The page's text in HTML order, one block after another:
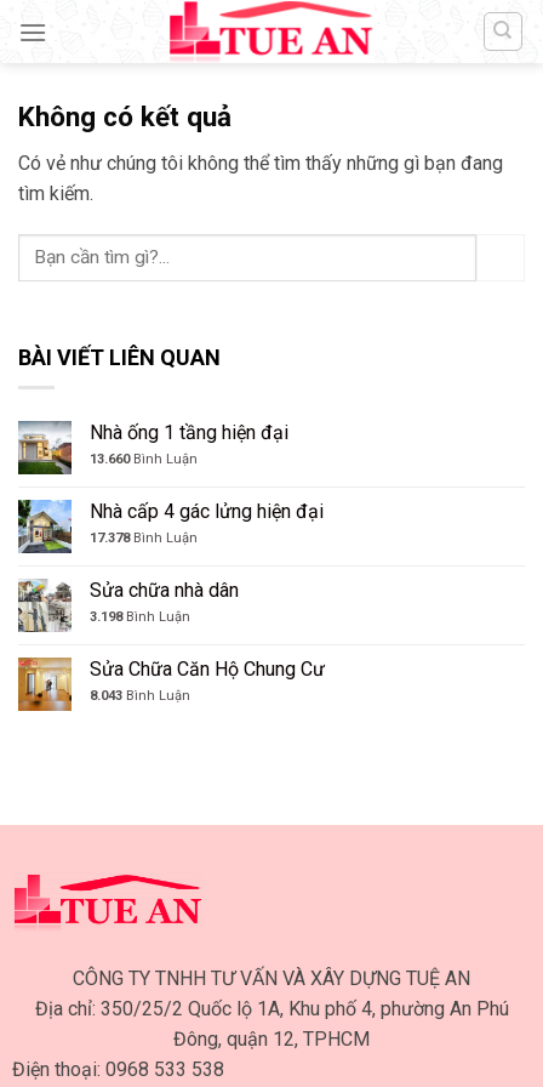
Không có kết quả
Có vẻ như chúng tôi không thể tìm thấy những gì bạn đang
tìm kiếm.
BÀI VIẾT LIÊN QUAN
Nhà ống 1 tầng hiện đại
13.660Bình Luận
Nhà cấp 4 gác lửng hiện đại
17.378Bình Luận
Sửa chữa nhà dân
3.198Bình Luận
Sửa Chữa Căn Hộ Chung Cư
8.043 Bình Luận
CÔNG TY TNHH TƯ VẤN VÀ XÂY DỰNG TUỆ AN
Địa chỉ: 350/25/2 Quốc lộ 1A, Khu phố 4, phường An Phú
Đông, quận 12, TPHCM
Điện thoại: 0968 533 538